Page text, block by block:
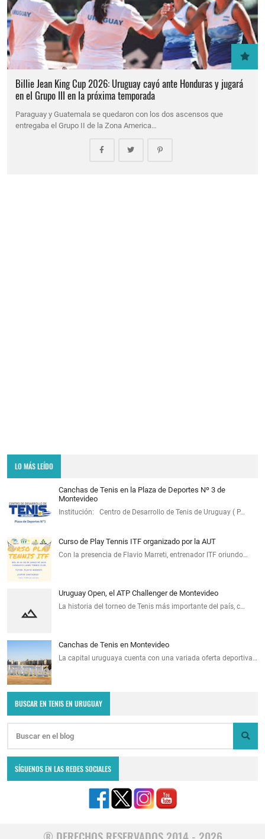
Billie Jean King Cup 2026: Uruguay cayó ante Honduras y jugará
en el Grupo III en la próxima temporada
Paraguay y Guatemala se quedaron con los dos ascensos que
entregaba el Grupo II de la Zona America…
LO MÁS LEÍDO
Canchas de Tenis en la Plaza de Deportes Nº 3 de
Montevideo
Institución: Centro de Desarrollo de Tenis de Uruguay ( P…
Curso de Play Tennis ITF organizado por la AUT
Con la presencia de Flavio Marreti, entrenador ITF oriundo…
Uruguay Open, el ATP Challenger de Montevideo
La historia del torneo de Tenis más importante del país, c…
Canchas de Tenis en Montevideo
La capital uruguaya cuenta con una variada oferta deportiva…
BUSCAR EN TENIS EN URUGUAY
SÍGUENOS EN LAS REDES SOCIALES